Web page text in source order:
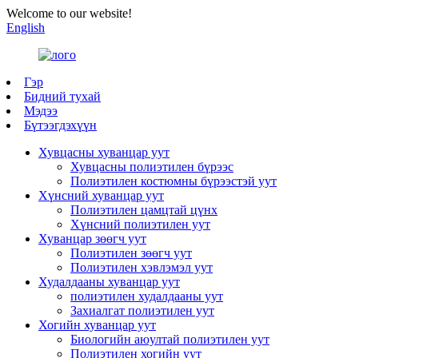
Welcome to our website!
English
Гэр
Бидний тухай
Мэдээ
Бүтээгдэхүүн
Хувцасны хуванцар уут
Хувцасны полиэтилен бүрээс
Полиэтилен костюмны бүрээстэй уут
Хүнсний хуванцар уут
Полиэтилен цамцтай цүнх
Хүнсний полиэтилен уут
Хуванцар зөөгч уут
Полиэтилен зөөгч уут
Полиэтилен хэвлэмэл уут
Худалдааны хуванцар уут
полиэтилен худалдааны уут
Захиалгат полиэтилен уут
Хогийн хуванцар уут
Биологийн аюултай полиэтилен уут
Полиэтилен хогийн уут